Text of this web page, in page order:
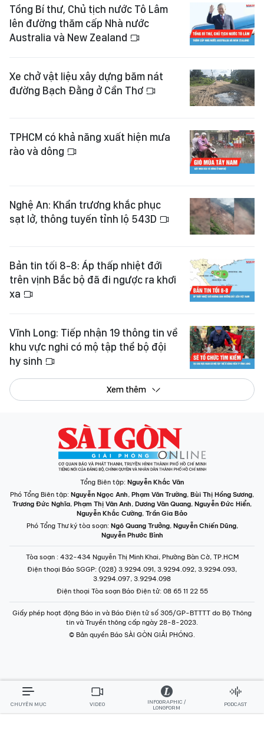
Tổng Bí thư, Chủ tịch nước Tô Lâm
lên đường thăm cấp Nhà nước
Australia và New Zealand
Xe chở vật liệu xây dựng băm nát
đường Bạch Đằng ở Cần Thơ
TPHCM có khả năng xuất hiện mưa
rào và dông
Nghệ An: Khẩn trương khắc phục
sạt lở, thông tuyến tỉnh lộ 543D
Bản tin tối 8-8: Áp thấp nhiệt đới
trên vịnh Bắc bộ đã đi ngược ra khơi
xa
Vĩnh Long: Tiếp nhận 19 thông tin về
khu vực nghi có mộ tập thể bộ đội
hy sinh
Xem thêm
Tổng Biên tập: Nguyễn Khắc Văn
Phó Tổng Biên tập: Nguyễn Ngọc Anh, Phạm Văn Trường, Bùi Thị Hồng Sương,
Trương Đức Nghĩa, Phạm Thị Vân Anh, Dương Văn Quang, Nguyễn Đức Hiển,
Nguyễn Khắc Cường, Trần Gia Bảo
Phó Tổng Thư ký tòa soạn: Ngô Quang Trưởng, Nguyễn Chiến Dũng,
Nguyễn Phước Bình
Tòa soạn : 432-434 Nguyễn Thị Minh Khai, Phường Bàn Cờ, TP.HCM
Điện thoại Báo SGGP: (028) 3.9294.091, 3.9294.092, 3.9294.093,
3.9294.097, 3.9294.098
Điện thoại Tòa soạn Báo Điện tử: 08 65 11 22 55
Giấy phép hoạt động Báo in và Báo Điện tử số 305/GP-BTTTT do Bộ Thông
tin và Truyền thông cấp ngày 28-8-2023.
© Bản quyền Báo SÀI GÒN GIẢI PHÓNG.
CHUYÊN MỤC VIDEO
INFOGRAPHIC /
LONGFORM
PODCAST